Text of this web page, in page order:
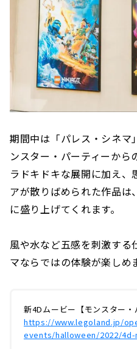
期間中は「パレス・シネマ
ンスター・パーティーから
ラドキドキな展開に加え、
アが散りばめられた作品は
に盛り上げてくれます。
風や水など五感を刺激する
マならではの体験が楽しめ
新4Dムービー【モンスター・
https://www.legoland.jp/
events/halloween/2022/